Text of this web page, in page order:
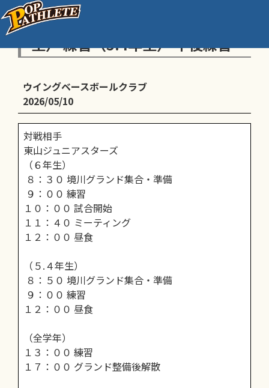
１日境川G 午前練習試合（6年
生） 練習（5.4年生） 午後練習
ウイングベースボールクラブ
2026/05/10
対戦相手
東山ジュニアスターズ
（６年生）
８：３０ 境川グランド集合・準備
９：００ 練習
１０：００ 試合開始
１１：４０ ミーティング
１２：００ 昼食
（５.４年生）
８：５０ 境川グランド集合・準備
９：００ 練習
１２：００ 昼食
（全学年）
１３：００ 練習
１７：００ グランド整備後解散